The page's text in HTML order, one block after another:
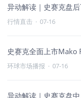
异动解读｜史赛克盘
行情直击 · 07-16
史赛克全面上市Mako
环球市场播报 · 07-16
异动解读｜史赛克盘